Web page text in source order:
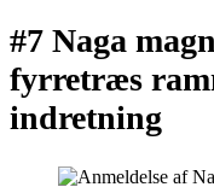
#7 Naga
fyrretræs
indretning